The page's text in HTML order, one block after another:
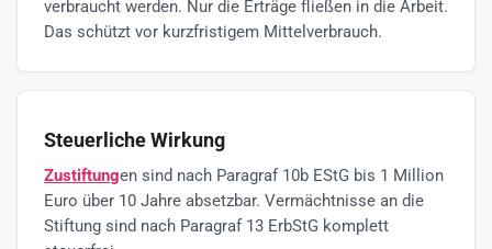
verbraucht werden. Nur die Erträge fließen in die Arbeit.
Das schützt vor kurzfristigem Mittelverbrauch.
Steuerliche Wirkung
Zustiftungen sind nach Paragraf 10b EStG bis 1 Million
Euro über 10 Jahre absetzbar. Vermächtnisse an die
Stiftung sind nach Paragraf 13 ErbStG komplett